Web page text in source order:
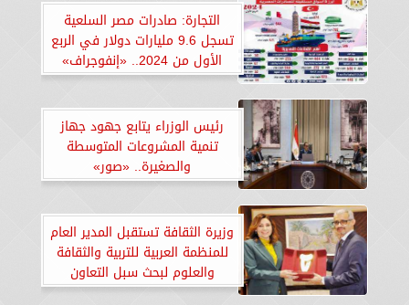
التجارة: صادرات مصر السلعية
تسجل 9.6 مليارات دولار في الربع
الأول من 2024.. «إنفوجراف»
رئيس الوزراء يتابع جهود جهاز
تنمية المشروعات المتوسطة
والصغيرة.. «صور»
وزيرة الثقافة تستقبل المدير العام
للمنظمة العربية للتربية والثقافة
والعلوم لبحث سبل التعاون
المشترك.. «صور»